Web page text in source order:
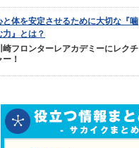
と体を安定させるために大切な『噛
力』とは？
崎フロンターレアカデミーにレクチ
ー！